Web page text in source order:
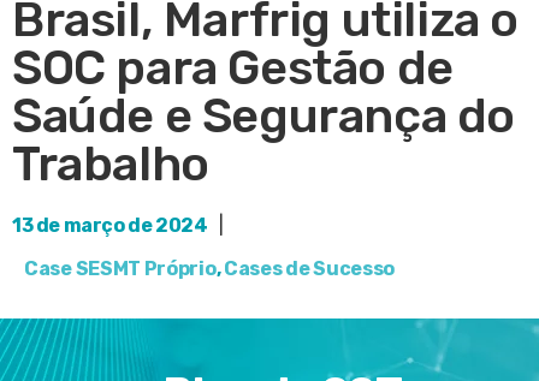
Brasil, Marfrig utiliza o
SOC para Gestão de
Saúde e Segurança do
Trabalho
13 de março de 2024
Case SESMT Próprio,Cases de Sucesso